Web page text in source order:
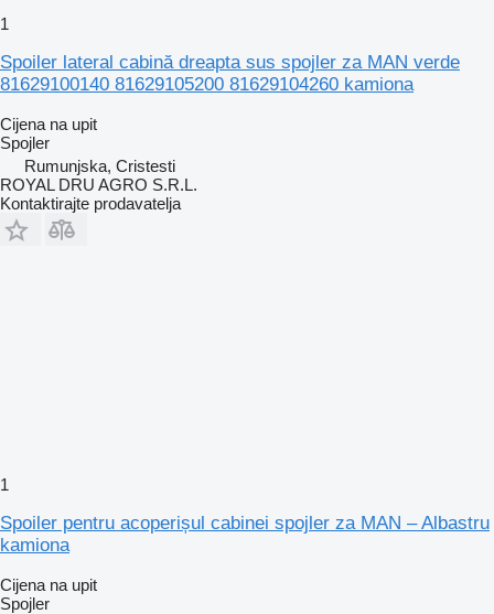
1
Spoiler lateral cabină dreapta sus spojler za MAN verde
81629100140 81629105200 81629104260 kamiona
Cijena na upit
Spojler
Rumunjska, Cristesti
ROYAL DRU AGRO S.R.L.
Kontaktirajte prodavatelja
1
Spoiler pentru acoperișul cabinei spojler za MAN – Albastru
kamiona
Cijena na upit
Spojler